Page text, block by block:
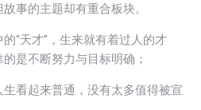
事的主题却有重合板块。
“天才”，生来就有着过人的才
是不断努力与目标明确；
看起来普通，没有太多值得被宣